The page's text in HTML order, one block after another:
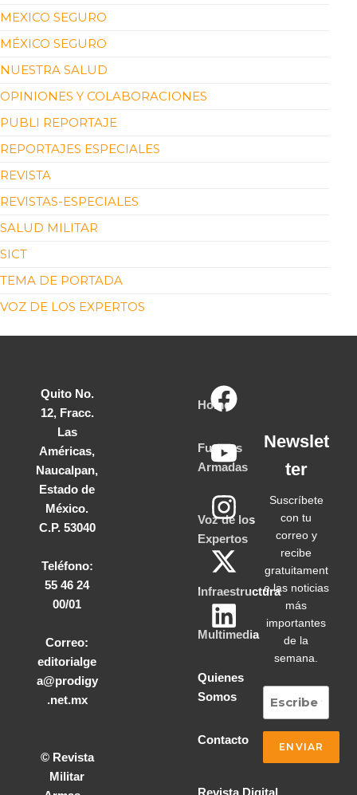
MEXICO SEGURO
MÉXICO SEGURO
NUESTRA SALUD
OPINIONES Y COLABORACIONES
PUBLI REPORTAJE
REPORTAJES ESPECIALES
REVISTA
REVISTAS-ESPECIALES
SALUD MILITAR
SICT
TEMA DE PORTADA
VOZ DE LOS EXPERTOS
Quito No.
12, Fracc.
Las
Américas,
Naucalpan,
Estado de
México.
C.P. 53040
Teléfono:
55 46 24
00/01
Correo:
editorialge
a@prodigy
.net.mx
© Revista
Militar
Home
Fuerzas
Armadas
Voz de los
Expertos
Infraestructura
Multimedia
Quienes
Somos
Contacto
Newslet
ter
Suscríbete
con tu
correo y
recibe
gratuitament
e las noticias
más
importantes
de la
semana.